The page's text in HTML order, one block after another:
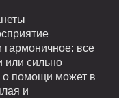
гармоничное: все
или сильно
о помощи может в
и